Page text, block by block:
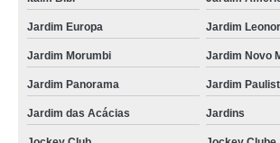
Jardim Europa Jardim Leonor
Jardim Morumbi Jardim Novo
Jardim Panorama Jardim
Jardim das Acácias Jardins